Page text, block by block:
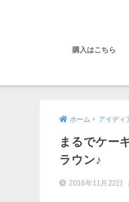
購入はこちら
ホーム アイディ
まるでケー
ラウン♪
2016年11月22日